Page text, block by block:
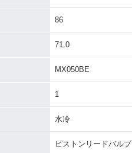
86
71.0
MX050BE
1
水冷
ピストンリードバルブ